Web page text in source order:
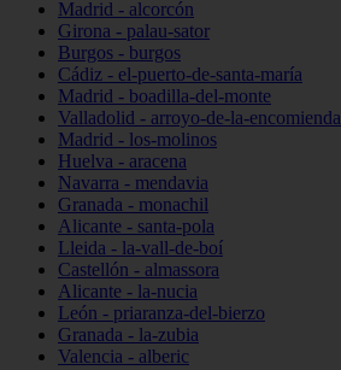
Madrid - alcorcón
Girona - palau-sator
Burgos - burgos
Cádiz - el-puerto-de-santa-maría
Madrid - boadilla-del-monte
Valladolid - arroyo-de-la-encomienda
Madrid - los-molinos
Huelva - aracena
Navarra - mendavia
Granada - monachil
Alicante - santa-pola
Lleida - la-vall-de-boí
Castellón - almassora
Alicante - la-nucia
León - priaranza-del-bierzo
Granada - la-zubia
Valencia - alberic